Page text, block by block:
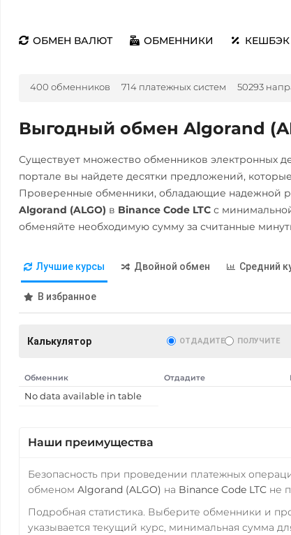
ОБМЕН ВАЛЮТ ОБМЕННИКИ КЕШБЭК
400 обменников 714 платежных систем 50293
Выгодный обмен Algorand
Существует множество обменников электронных
портале вы найдете десятки предложений,
Проверенные обменники, обладающие надежной
Algorand (ALGO) в Binance Code LTCс
обменяйте необходимую сумму за считанные
Лучшие курсы Двойной обмен Средний
В избранное
Калькулятор ОТДАДИТЕ ПОЛУЧИТЕ
Обменник Отдадите
No data available in table
Наши преимущества
Безопасность при проведении платежных
обменом Algorand (ALGO) на Binance Code LTCне
Подробная статистика. Выберите обменники и
указывается текущий курс, минимальная сумма